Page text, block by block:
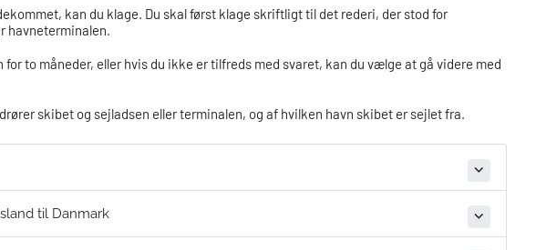
kan du klage. Du skal først klage skriftligt til det rederi, der stod for
havneterminalen.
to måneder, eller hvis du ikke er tilfreds med svaret, kan du vælge at gå videre med
skibet og sejladsen eller terminalen, og af hvilken havn skibet er sejlet fra.
til Danmark